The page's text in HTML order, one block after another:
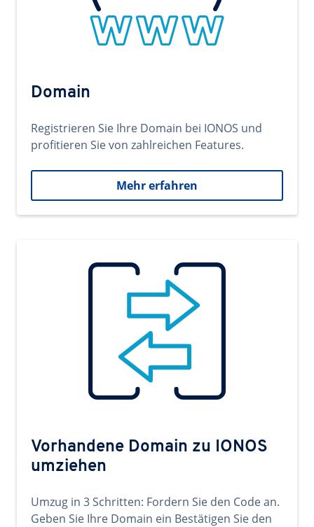
Domain
Registrieren Sie Ihre Domain bei IONOS und
profitieren Sie von zahlreichen Features.
Mehr erfahren
Vorhandene Domain zu IONOS
umziehen
Umzug in 3 Schritten: Fordern Sie den Code an.
Geben Sie Ihre Domain ein Bestätigen Sie den